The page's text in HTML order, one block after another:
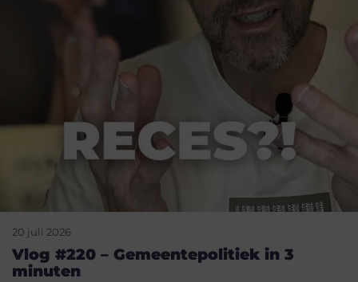
20 juli 2026
Vlog #220 – Gemeentepolitiek in 3
minuten